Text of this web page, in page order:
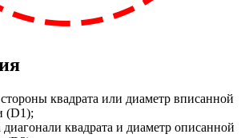
квадрата или диаметр вписанной
(D1);
квадрата и диаметр описанной